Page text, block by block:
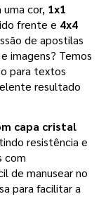
cor, 1x1
frente e 4x4
de apostilas
imagens? Temos
para textos
resultado
capa cristal
resistência e
com
de manusear no
para facilitar a